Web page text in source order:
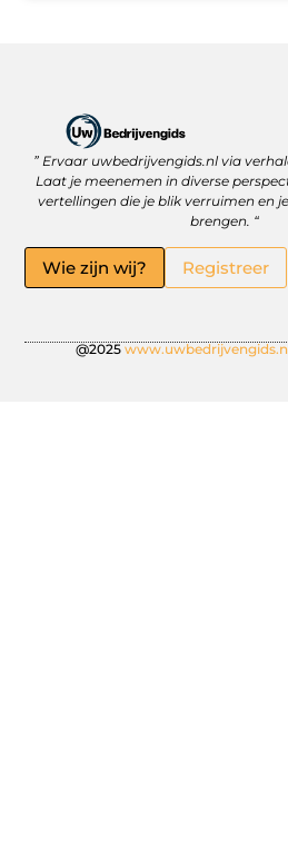
” Ervaar uwbedrijvengids.nl via
Laat je meenemen in diverse
vertellingen die je blik verruimen en
brengen. “
Wie zijn wij? Registreer
@2025